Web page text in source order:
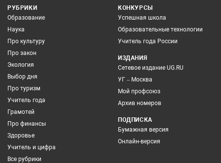
РУБРИКИ
Образование
Наука
Про культуру
Про закон
Экология
Выбор дня
Про туризм
Учитель года
Грамотей
Про финансы
Здоровье
Учитель и цифра
Все рубрики
КОНКУРСЫ
Успешная школа
Образовательные технологии
Учитель года России
ИЗДАНИЯ
Сетевое издание UG.RU
УГ – Москва
Мой профсоюз
Архив номеров
ПОДПИСКА
Бумажная версия
Онлайн-версия